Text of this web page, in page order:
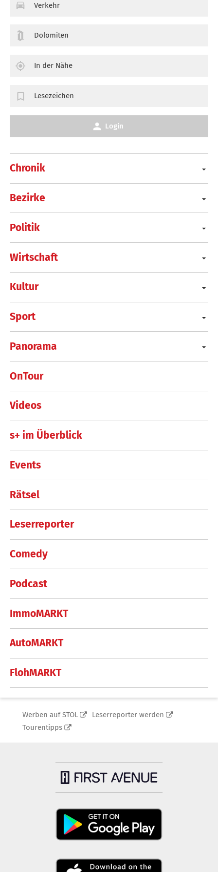
Chronik
Bezirke
Politik
Wirtschaft
Kultur
Sport
Panorama
OnTour
Videos
s+ im Überblick
Events
Rätsel
Leserreporter
Comedy
Podcast
ImmoMARKT
AutoMARKT
FlohMARKT
Verkehr
Dolomiten
In der Nähe
Lesezeichen
Login
Werben auf STOL
Leserreporter werden
Tourentipps